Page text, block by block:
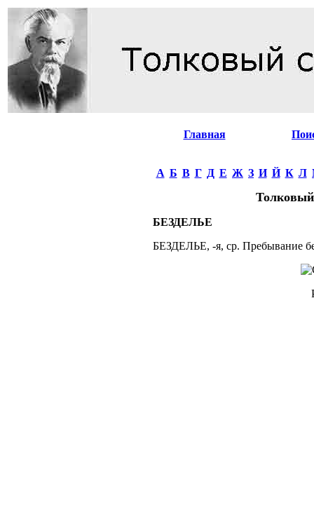
Главная
А Б В Г Д Е Ж З И Й К Л
БЕЗДЕЛЬЕ
БЕЗДЕЛЬЕ, -я, ср. Пребывание